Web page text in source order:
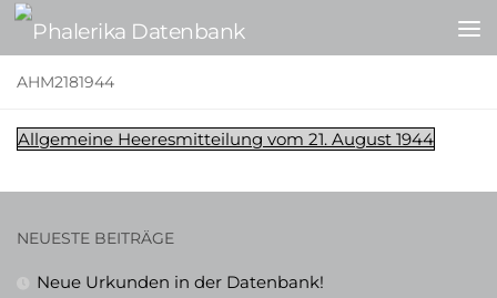
Zum Inhalt springen
AHM2181944
Allgemeine Heeresmitteilung vom 21. August 1944
NEUESTE BEITRÄGE
Neue Urkunden in der Datenbank!